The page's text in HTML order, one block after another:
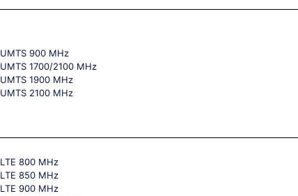
UМТS 900 МНz
UМТS 1700/2100 МНz
UМТS 1900 МНz
UМТS 2100 МНz
LТЕ 800 МНz
LТЕ 850 МНz
LТЕ 900 МНz